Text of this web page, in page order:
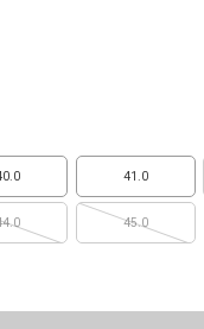
41.0
45.0